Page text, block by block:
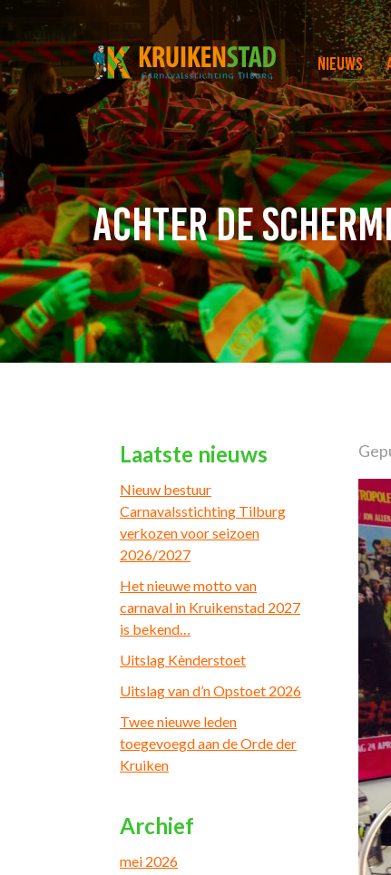
Nieuws
Achter de
Laatste nieuws
Nieuw bestuur
Carnavalsstichting Tilburg
verkozen voor seizoen
2026/2027
Het nieuwe motto van
carnaval in Kruikenstad 2027
is bekend…
Uitslag Kènderstoet
Uitslag van d’n Opstoet 2026
Twee nieuwe leden
toegevoegd aan de Orde der
Kruiken
Archief
mei 2026